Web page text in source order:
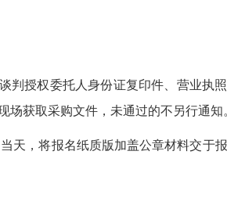
判授权委托人身份证复印件、营业执
场获取采购文件，未通过的不另行通知
天，将报名纸质版加盖公章材料交于